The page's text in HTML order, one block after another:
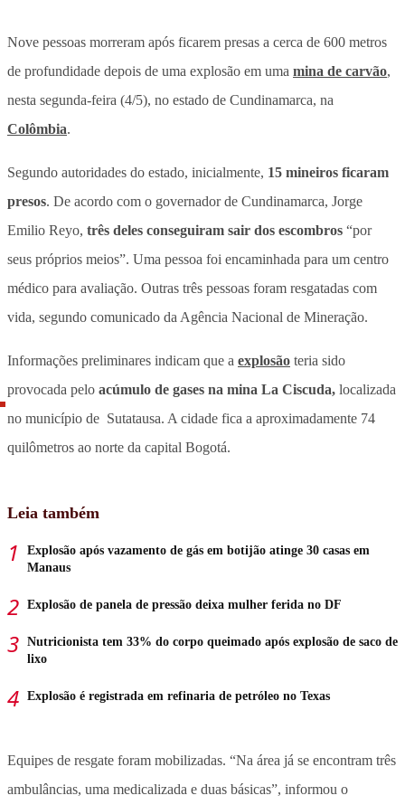
Nove pessoas morreram após ficarem presas a cerca de 600 metros
de profundidade depois de uma explosão em uma mina de carvão,
nesta segunda-feira (4/5), no estado de Cundinamarca, na
Colômbia.
Segundo autoridades do estado, inicialmente, 15 mineiros ficaram
presos. De acordo com o governador de Cundinamarca, Jorge
Emilio Reyo, três deles conseguiram sair dos escombros “por
seus próprios meios”. Uma pessoa foi encaminhada para um centro
médico para avaliação. Outras três pessoas foram resgatadas com
vida, segundo comunicado da Agência Nacional de Mineração.
Informações preliminares indicam que a explosão teria sido
provocada pelo acúmulo de gases na mina La Ciscuda, localizada
no município de Sutatausa. A cidade fica a aproximadamente 74
quilômetros ao norte da capital Bogotá.
Leia também
Explosão após vazamento de gás em botijão atinge 30 casas em
Manaus
Explosão de panela de pressão deixa mulher ferida no DF
Nutricionista tem 33% do corpo queimado após explosão de saco de
lixo
Explosão é registrada em refinaria de petróleo no Texas
Equipes de resgate foram mobilizadas. “Na área já se encontram três
ambulâncias, uma medicalizada e duas básicas”, informou o